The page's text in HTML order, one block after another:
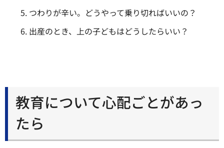
つわりが辛い。どうやって乗り切ればいいの？
出産のとき、上の子どもはどうしたらいい？
教育について心配ごとがあっ
たら